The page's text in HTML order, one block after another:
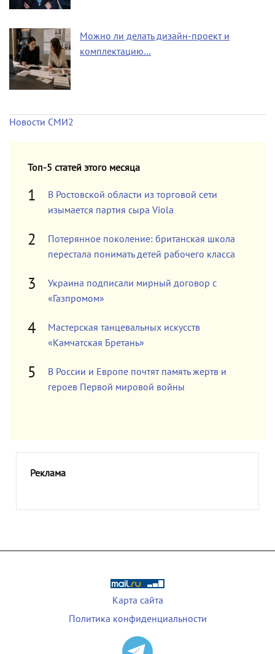
Можно ли делать дизайн-проект и
комплектацию…
Новости СМИ2
Топ-5 статей этого месяца
В Ростовской области из торговой сети
изымается партия сыра Viola
Потерянное поколение: британская школа
перестала понимать детей рабочего класса
Украина подписали мирный договор с
«Газпромом»
Мастерская танцевальных искусств
«Камчатская Бретань»
В России и Европе почтят память жертв и
героев Первой мировой войны
Реклама
Карта сайта
Политика конфиденциальности